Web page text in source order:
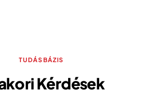
TUDÁSBÁZIS
Kérdések